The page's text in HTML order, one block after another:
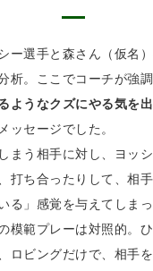
ー選手と森さん（仮名
析。ここでコーチが強調
ようなクズにやる気を出
ッセージでした。
まう相手に対し、ヨッ
打ち合ったりして、相
る」感覚を与えてしまっ
模範プレーは対照的。
ロビングだけで、相手